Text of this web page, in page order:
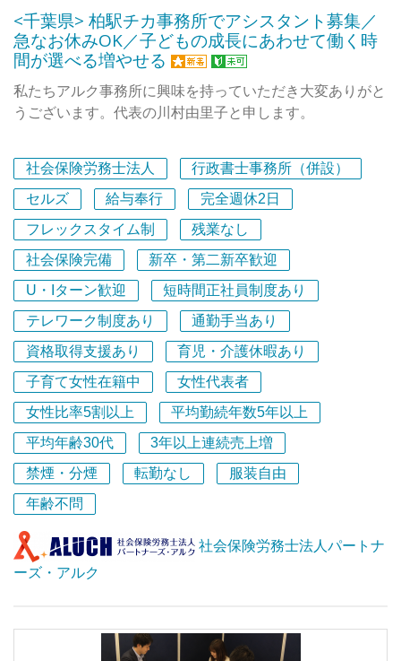
<千葉県> 柏駅チカ事務所でアシスタント募集／
急なお休みOK／子どもの成長にあわせて働く時
間が選べる増やせる
私たちアルク事務所に興味を持っていただき大変ありがと
うございます。代表の川村由里子と申します。
柏市で社会保険労務士事務所を開業して23年。お蔭さまで
年々顧問客が増え続けスタッフを増員し、忙しくも楽しく
事務所運営をしています。中小企業の応援団のような、そ
して地域でキラリ☆彡と輝る事務所を目指しています。一
歩ずつ前進している事務所で貴方も私たちと一緒に成長し
ませんか。
私の事務所のつよみは…？よいお客様に恵まれているのは
もちろんのこと、なんといっても元気なスタッフさんだと
思っています。皆明るくて超前向き。仕事も家族も自分の
楽しみも！と欲張っているようで（笑）しっかりとちゃっ
かりと両立しているのが素晴らしい！
私はそんな皆さんの働き方をできる限りバックアップした
いと強く思っています。さらに楽しくお仕事をして頂くた
めに…！とあれこれ考えることが私のモチベーションでも
あります。
今回の求人は、未経験者大歓迎！です。その理由は、長く
勤続し少しずつ経験を積んで習熟していただくことを目標
ております。
社会保険労務士法人
行政書士事務所（併設）
セルズ
給与奉行
完全週休2日
フレックスタイム制
残業なし
社会保険完備
新卒・第二新卒歓迎
U・Iターン歓迎
短時間正社員制度あり
テレワーク制度あり
通勤手当あり
資格取得支援あり
育児・介護休暇あり
子育て女性在籍中
女性代表者
女性比率5割以上
平均勤続年数5年以上
平均年齢30代
3年以上連続売上増
禁煙・分煙
転勤なし
服装自由
年齢不問
社会保険労務士法人パートナ
ーズ・アルク